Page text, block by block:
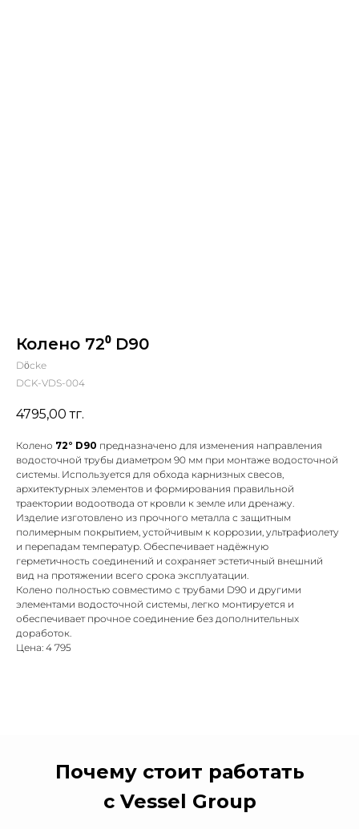
Колено 72⁰ D90
Döcke
DCK-VDS-004
4795,00 тг.
Колено 72° D90 предназначено для изменения направления
водосточной трубы диаметром 90 мм при монтаже водосточной
системы. Используется для обхода карнизных свесов,
архитектурных элементов и формирования правильной
траектории водоотвода от кровли к земле или дренажу.
Изделие изготовлено из прочного металла с защитным
полимерным покрытием, устойчивым к коррозии, ультрафиолету
и перепадам температур. Обеспечивает надёжную
герметичность соединений и сохраняет эстетичный внешний
вид на протяжении всего срока эксплуатации.
Колено полностью совместимо с трубами D90 и другими
элементами водосточной системы, легко монтируется и
обеспечивает прочное соединение без дополнительных
доработок.
Цена: 4 795
Почему стоит работать
с Vessel Group